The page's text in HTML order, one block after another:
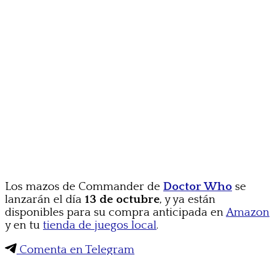
Los mazos de Commander de Doctor Who se
lanzarán el día 13 de octubre, y ya están
disponibles para su compra anticipada enAmazon
y en tu tienda de juegos local.
Comenta en Telegram